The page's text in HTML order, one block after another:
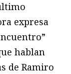
expresa
hablan
de Ramiro